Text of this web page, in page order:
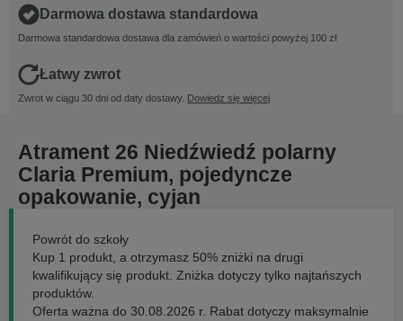
Darmowa dostawa standardowa
Darmowa standardowa dostawa dla zamówień o wartości powyżej 100 zł
Łatwy zwrot
Zwrot w ciągu 30 dni od daty dostawy. Dowiedz się więcej
Atrament 26 Niedźwiedź polarny
Claria Premium, pojedyncze
opakowanie, cyjan
Powrót do szkoły
Kup 1 produkt, a otrzymasz 50% zniżki na drugi
kwalifikujący się produkt. Zniżka dotyczy tylko najtańszych
produktów.
Oferta ważna do 30.08.2026 r. Rabat dotyczy maksymalnie